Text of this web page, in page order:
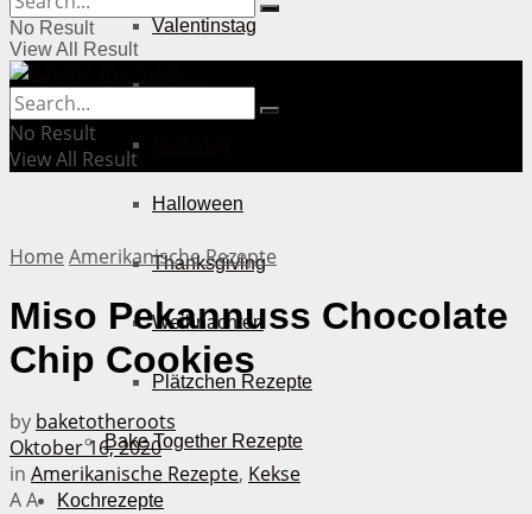
Valentinstag
Ostern
Halloween
Thanksgiving
Weihnachten
Plätzchen Rezepte
Bake Together Rezepte
Kochrezepte
No Result
View All Result
No Result
View All Result
Home Amerikanische Rezepte
Miso Pekannuss Chocolate
Chip Cookies
by baketotheroots
Oktober 16, 2020
in Amerikanische Rezepte, Kekse
AA